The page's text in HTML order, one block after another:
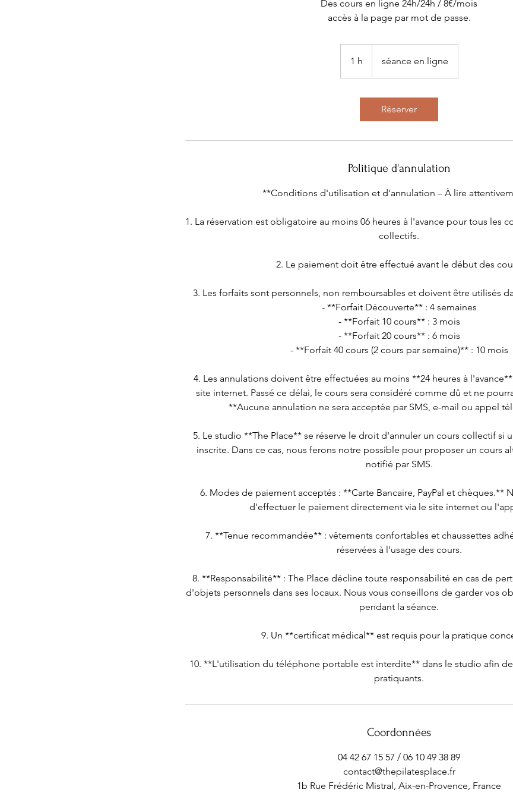
Des cours en ligne 24h/24h / 8€/mois
accès à la page par mot de passe.
1 h séance en ligne
Réserver
Politique d'annulation
**Conditions d'utilisation et d'annulation – À lire
1. La réservation est obligatoire au moins 06 heures à l'avance pour tous les
collectifs.
2. Le paiement doit être effectué avant le début des
3. Les forfaits sont personnels, non remboursables et doivent être utilisés
- **Forfait Découverte** : 4 semaines
- **Forfait 10 cours** : 3 mois
- **Forfait 20 cours** : 6 mois
- **Forfait 40 cours (2 cours par semaine)** : 10 mois
4. Les annulations doivent être effectuées au moins **24 heures à
site internet. Passé ce délai, le cours sera considéré comme dû et ne
**Aucune annulation ne sera acceptée par SMS, e-mail ou appel
5. Le studio **The Place** se réserve le droit d'annuler un cours collectif si
inscrite. Dans ce cas, nous ferons notre possible pour proposer un cours
notifié par SMS.
6. Modes de paiement acceptés : **Carte Bancaire, PayPal et chèques.**
d'effectuer le paiement directement via le site internet ou
7. **Tenue recommandée** : vêtements confortables et chaussettes
réservées à l'usage des cours.
8. **Responsabilité** : The Place décline toute responsabilité en cas de
d'objets personnels dans ses locaux. Nous vous conseillons de garder vos
pendant la séance.
9. Un **certificat médical** est requis pour la pratique
10. **L'utilisation du téléphone portable est interdite** dans le studio afin
Coordonnées
04 42 67 15 57 / 06 10 49 38 89
contact@thepilatesplace.fr
1b Rue Frédéric Mistral, Aix-en-Provence, France